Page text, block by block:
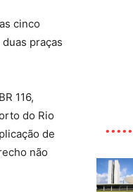
cinco
praças
116,
do Rio
de
não